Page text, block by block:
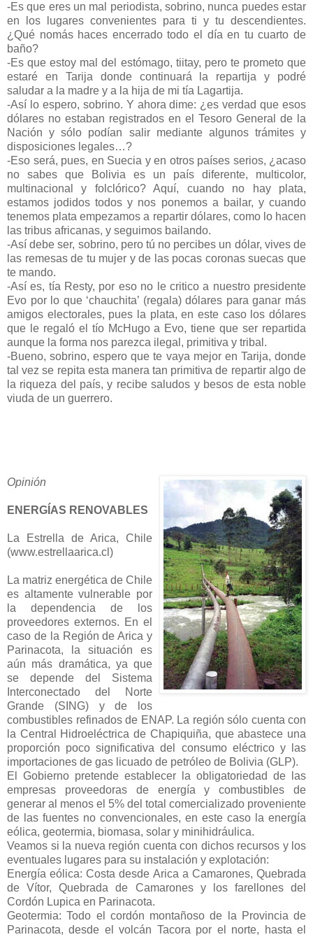
-Es que eres un mal periodista, sobrino, nunca puedes estar
en los lugares convenientes para ti y tu descendientes.
¿Qué nomás haces encerrado todo el día en tu cuarto de
baño?
-Es que estoy mal del estómago, tiitay, pero te prometo que
estaré en Tarija donde continuará la repartija y podré
saludar a la madre y a la hija de mi tía Lagartija.
-Así lo espero, sobrino. Y ahora dime: ¿es verdad que esos
dólares no estaban registrados en el Tesoro General de la
Nación y sólo podían salir mediante algunos trámites y
disposiciones legales…?
-Eso será, pues, en Suecia y en otros países serios, ¿acaso
no sabes que Bolivia es un país diferente, multicolor,
multinacional y folclórico? Aquí, cuando no hay plata,
estamos jodidos todos y nos ponemos a bailar, y cuando
tenemos plata empezamos a repartir dólares, como lo hacen
las tribus africanas, y seguimos bailando.
-Así debe ser, sobrino, pero tú no percibes un dólar, vives de
las remesas de tu mujer y de las pocas coronas suecas que
te mando.
-Así es, tía Resty, por eso no le critico a nuestro presidente
Evo por lo que ‘chauchita’ (regala) dólares para ganar más
amigos electorales, pues la plata, en este caso los dólares
que le regaló el tío McHugo a Evo, tiene que ser repartida
aunque la forma nos parezca ilegal, primitiva y tribal.
-Bueno, sobrino, espero que te vaya mejor en Tarija, donde
tal vez se repita esta manera tan primitiva de repartir algo de
la riqueza del país, y recibe saludos y besos de esta noble
viuda de un guerrero.
Opinión
ENERGÍAS RENOVABLES
La Estrella de Arica, Chile
(www.estrellaarica.cl)
La matriz energética de Chile
es altamente vulnerable por
la dependencia de los
proveedores externos. En el
caso de la Región de Arica y
Parinacota, la situación es
aún más dramática, ya que
se depende del Sistema
Interconectado del Norte
Grande (SING) y de los
combustibles refinados de ENAP. La región sólo cuenta con
la Central Hidroeléctrica de Chapiquiña, que abastece una
proporción poco significativa del consumo eléctrico y las
importaciones de gas licuado de petróleo de Bolivia (GLP).
El Gobierno pretende establecer la obligatoriedad de las
empresas proveedoras de energía y combustibles de
generar al menos el 5% del total comercializado proveniente
de las fuentes no convencionales, en este caso la energía
eólica, geotermia, biomasa, solar y minihidráulica.
Veamos si la nueva región cuenta con dichos recursos y los
eventuales lugares para su instalación y explotación:
Energía eólica: Costa desde Arica a Camarones, Quebrada
de Vítor, Quebrada de Camarones y los farellones del
Cordón Lupica en Parinacota.
Geotermia: Todo el cordón montañoso de la Provincia de
Parinacota, desde el volcán Tacora por el norte, hasta el